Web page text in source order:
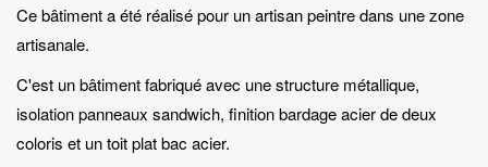
Ce bâtiment a été réalisé pour un artisan peintre dans une zone
artisanale.
C'est un bâtiment fabriqué avec une structure métallique,
isolation panneaux sandwich, finition bardage acier de deux
coloris et un toit plat bac acier.